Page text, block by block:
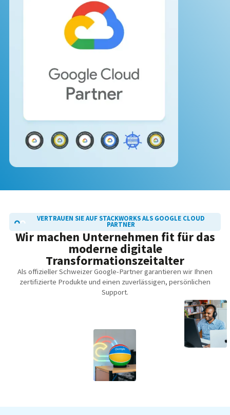
VERTRAUEN SIE AUF STACKWORKS ALS GOOGLE CLOUD
PARTNER
Wir machen Unternehmen fit für das
moderne digitale
Transformationszeitalter
Als offizieller Schweizer Google-Partner garantieren wir Ihnen
zertifizierte Produkte und einen zuverlässigen, persönlichen
Support.